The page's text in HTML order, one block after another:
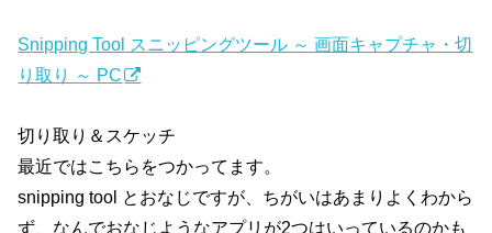
Snipping Tool スニッピングツール ～ 画面キャプチャ・切
り取り ～ PC
切り取り＆スケッチ
最近ではこちらをつかってます。
snipping tool とおなじですが、ちがいはあまりよくわから
ず、なんでおなじようなアプリが2つはいっているのかも